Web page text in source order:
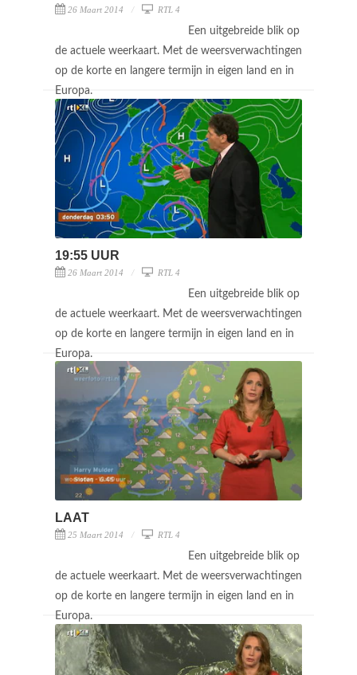
26 Maart 2014 RTL 4
Een uitgebreide blik op
de actuele weerkaart. Met de weersverwachtingen
op de korte en langere termijn in eigen land en in
Europa.
19:55 UUR
26 Maart 2014 RTL 4
Een uitgebreide blik op
de actuele weerkaart. Met de weersverwachtingen
op de korte en langere termijn in eigen land en in
Europa.
LAAT
25 Maart 2014 RTL 4
Een uitgebreide blik op
de actuele weerkaart. Met de weersverwachtingen
op de korte en langere termijn in eigen land en in
Europa.